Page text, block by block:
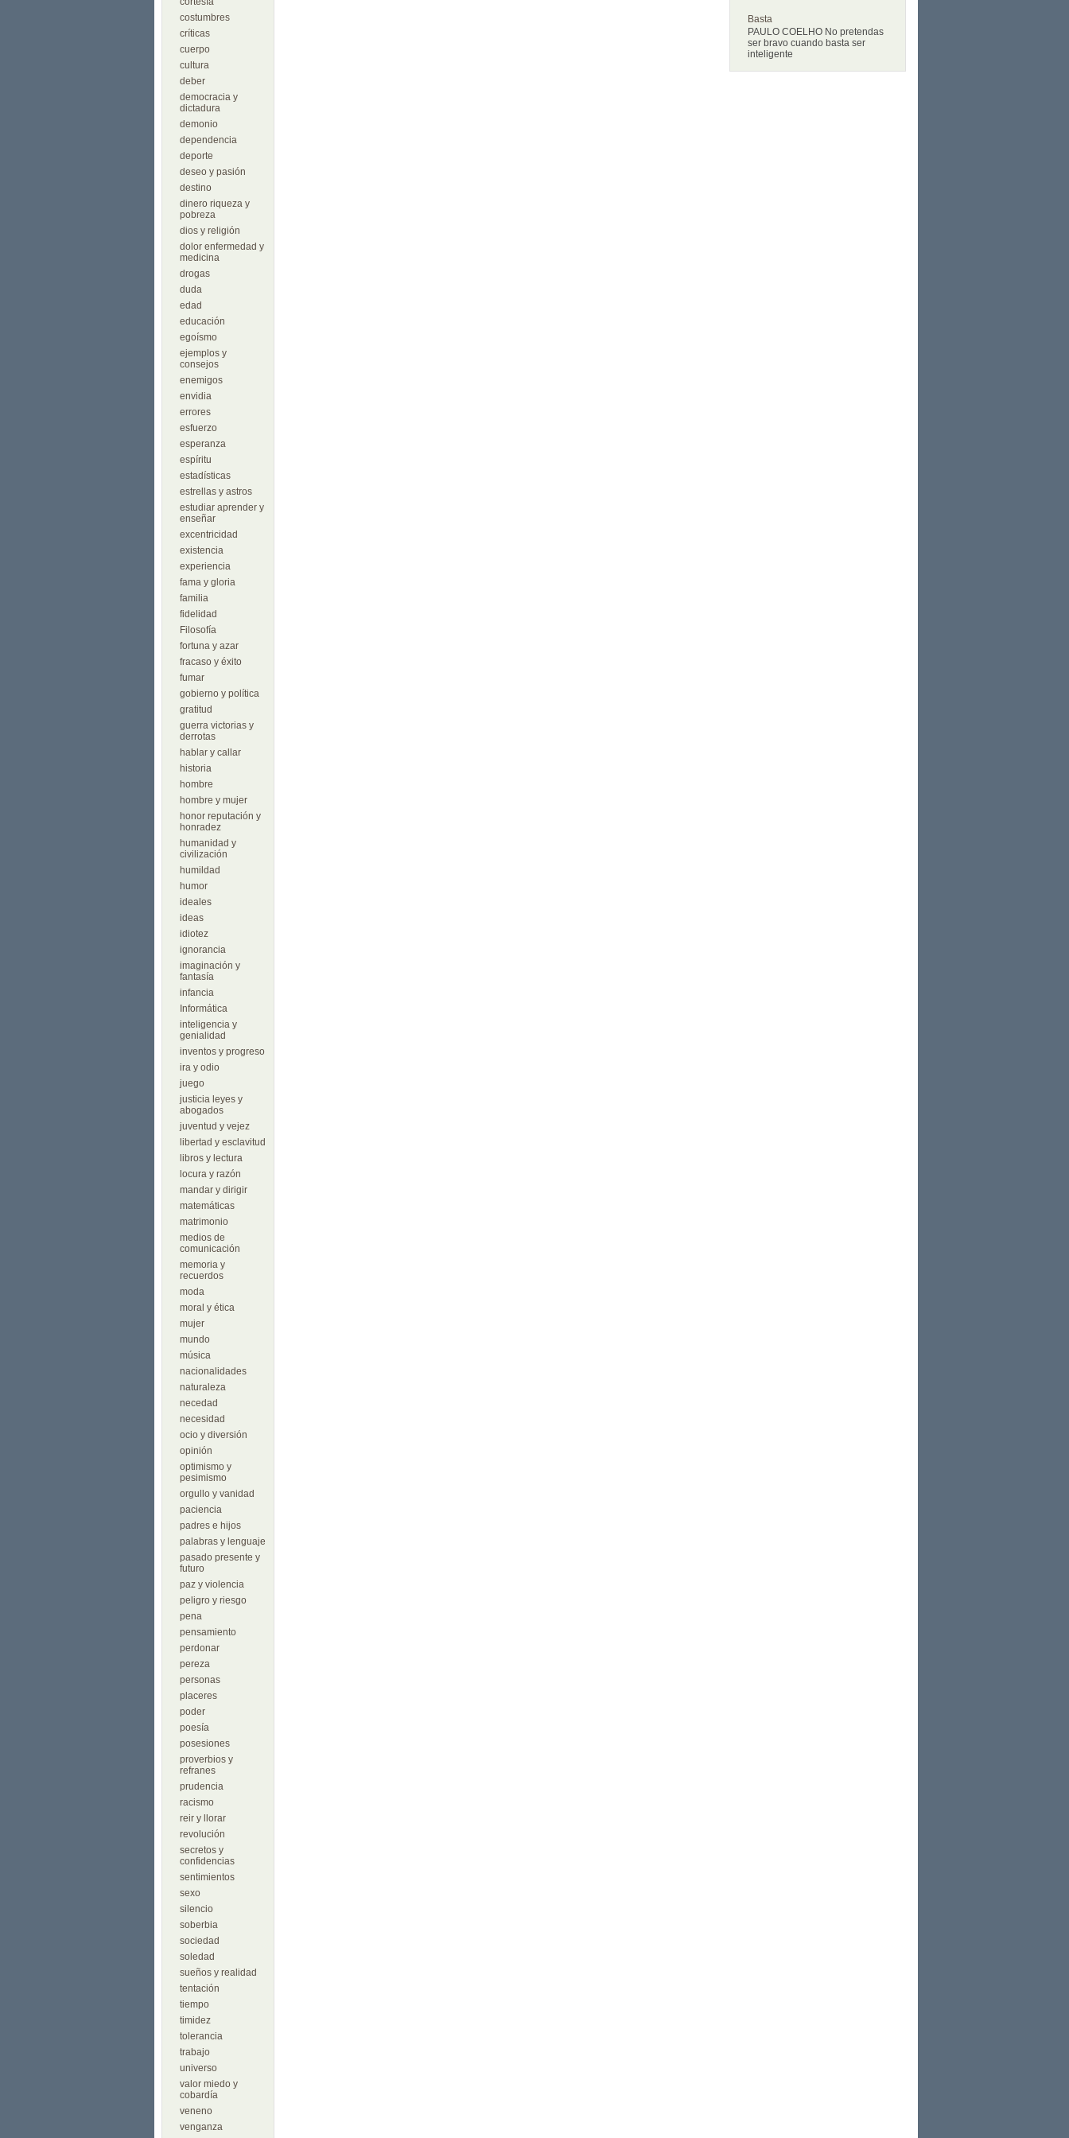
costumbres
críticas
cuerpo
cultura
deber
democracia y
dictadura
demonio
dependencia
deporte
deseo y pasión
destino
dinero riqueza y
pobreza
dios y religión
dolor enfermedad y
medicina
drogas
duda
edad
educación
egoísmo
ejemplos y
consejos
enemigos
envidia
errores
esfuerzo
esperanza
espíritu
estadísticas
estrellas y astros
estudiar aprender y
enseñar
excentricidad
existencia
experiencia
fama y gloria
familia
fidelidad
Filosofía
fortuna y azar
fracaso y éxito
fumar
gobierno y política
gratitud
guerra victorias y
derrotas
hablar y callar
historia
hombre
hombre y mujer
honor reputación y
honradez
humanidad y
civilización
humildad
humor
ideales
ideas
idiotez
ignorancia
imaginación y
fantasía
infancia
Informática
inteligencia y
genialidad
inventos y progreso
ira y odio
juego
justicia leyes y
abogados
juventud y vejez
libertad y esclavitud
libros y lectura
locura y razón
mandar y dirigir
matemáticas
matrimonio
medios de
comunicación
memoria y
recuerdos
moda
moral y ética
mujer
mundo
música
nacionalidades
naturaleza
necedad
necesidad
ocio y diversión
opinión
optimismo y
pesimismo
orgullo y vanidad
paciencia
padres e hijos
palabras y lenguaje
pasado presente y
futuro
paz y violencia
peligro y riesgo
pena
pensamiento
perdonar
pereza
personas
placeres
poder
poesía
posesiones
proverbios y
refranes
prudencia
racismo
reir y llorar
revolución
secretos y
confidencias
sentimientos
sexo
silencio
soberbia
sociedad
soledad
sueños y realidad
tentación
tiempo
timidez
tolerancia
trabajo
universo
valor miedo y
cobardía
veneno
venganza
Basta
PAULO COELHO No pretendas
ser bravo cuando basta ser
inteligente